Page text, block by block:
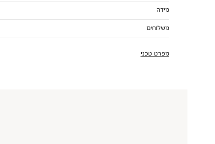
מידה
משלוחים
מפרט טכני